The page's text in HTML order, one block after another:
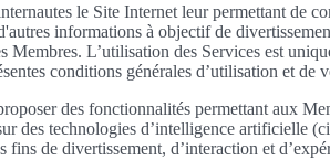
le Site Internet leur permettant de
informations à objectif de
Membres. L’utilisation des Services est
conditions générales d’utilisation et
des fonctionnalités permettant aux
des technologies d’intelligence
de divertissement, d’interaction et